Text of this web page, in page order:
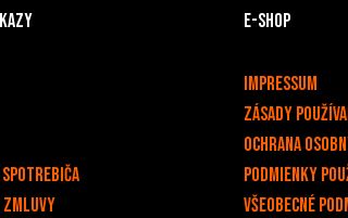
zmluvy
E-shop
Impressum
Zásady
Ochrana
PODMIENKY
Všeobecné